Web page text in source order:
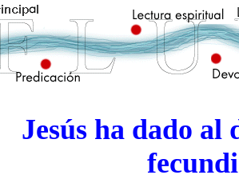
Jesús ha dado al